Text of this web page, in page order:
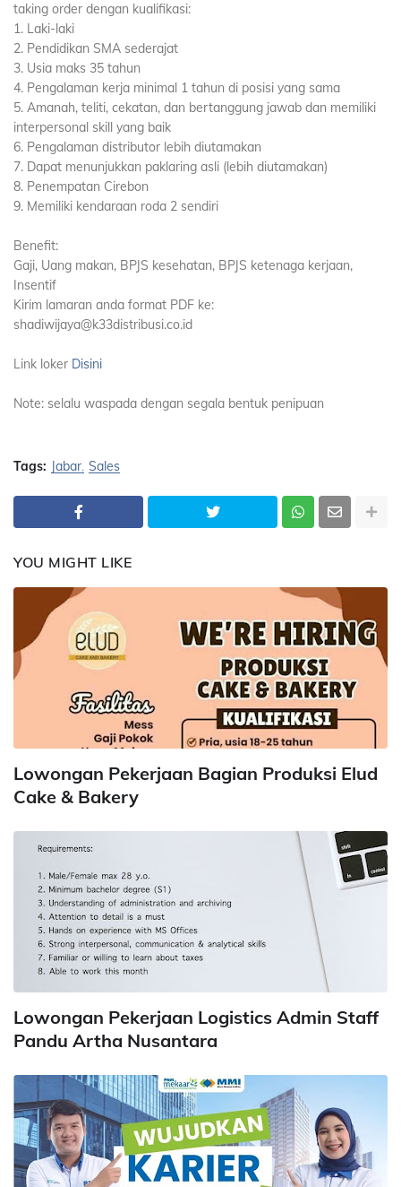
taking order dengan kualifikasi:
1. Laki-laki
2. Pendidikan SMA sederajat
3. Usia maks 35 tahun
4. Pengalaman kerja minimal 1 tahun di posisi yang sama
5. Amanah, teliti, cekatan, dan bertanggung jawab dan memiliki
interpersonal skill yang baik
6. Pengalaman distributor lebih diutamakan
7. Dapat menunjukkan paklaring asli (lebih diutamakan)
8. Penempatan Cirebon
9. Memiliki kendaraan roda 2 sendiri
Benefit:
Gaji, Uang makan, BPJS kesehatan, BPJS ketenaga kerjaan,
Insentif
Kirim lamaran anda format PDF ke:
shadiwijaya@k33distribusi.co.id
Link loker Disini
Note: selalu waspada dengan segala bentuk penipuan
Tags: Jabar Sales
YOU MIGHT LIKE
Lowongan Pekerjaan Bagian Produksi Elud
Cake & Bakery
Lowongan Pekerjaan Logistics Admin Staff
Pandu Artha Nusantara